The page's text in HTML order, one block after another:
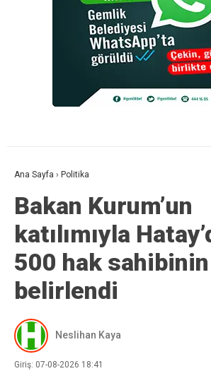
Ana Sayfa › Politika
Bakan Kurum’un
katılımıyla
500 hak
belirlendi
Neslihan Kaya
Giriş: 07-08-2026 18:41